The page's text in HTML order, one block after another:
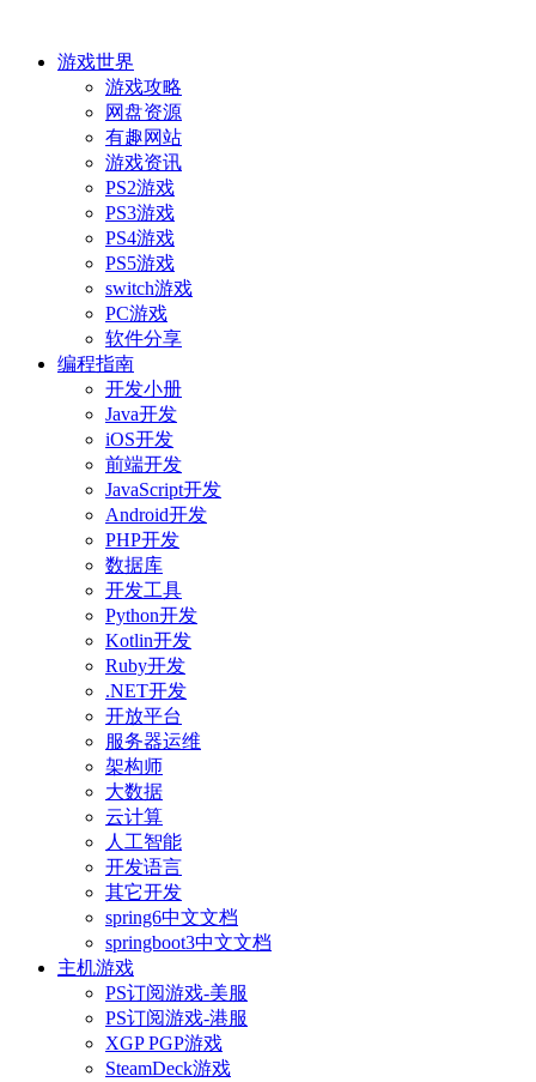
游戏世界
游戏攻略
网盘资源
有趣网站
游戏资讯
PS2游戏
PS3游戏
PS4游戏
PS5游戏
switch游戏
PC游戏
软件分享
编程指南
开发小册
Java开发
iOS开发
前端开发
JavaScript开发
Android开发
PHP开发
数据库
开发工具
Python开发
Kotlin开发
Ruby开发
.NET开发
开放平台
服务器运维
架构师
大数据
云计算
人工智能
开发语言
其它开发
spring6中文文档
springboot3中文文档
主机游戏
PS订阅游戏-美服
PS订阅游戏-港服
XGP PGP游戏
SteamDeck游戏